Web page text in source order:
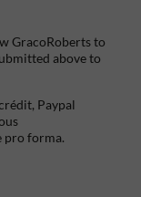
GracoRoberts to
above to
Paypal
pro forma.